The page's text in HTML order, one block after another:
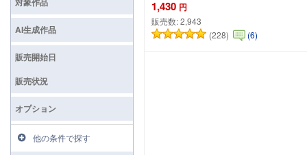
1,430 円
販売数:2,943
(228)
(6)
カートに追加
AI生成作品
販売開始日
販売状況
オプション
他の条件で探す